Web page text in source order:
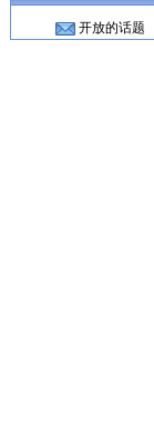
开放的话题